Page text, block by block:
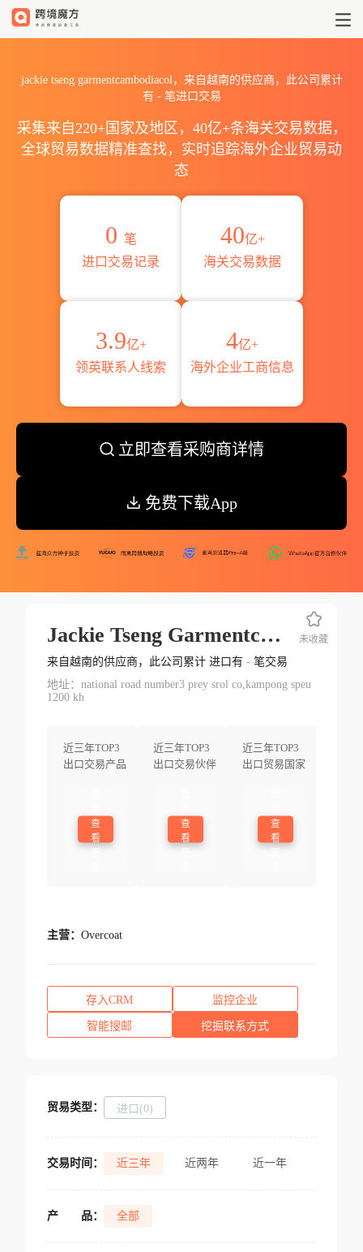
jackie tseng garmentcambodiacol，来自越南的供应商，此公司累计
有 -笔进口交易
采集来自220+国家及地区，40亿+条海关交易数据，
全球贸易数据精准查找，实时追踪海外企业贸易动
态
0 笔
进口交易记录
40亿+
海关交易数据
3.9亿+
领英联系人线索
4亿+
海外企业工商信息
立即查看采购商详情
免费下载App
Jackie Tseng Garmentcambodiacol
来自越南的供应商，此公司累计 进口有 -笔交易
地址：national road number3 prey srol co,kampong speu
1200 kh
近三年TOP3
出口交易产品
查
看
近三年TOP3
出口交易伙伴
查
看
近三年TOP3
出口贸易国家
查
看
未收藏
主营： Overcoat
存入CRM 监控企业
智能搜邮 挖掘联系方式
贸易类型： 进口(0)
交易时间： 近三年 近两年 近一年
产 品： 全部